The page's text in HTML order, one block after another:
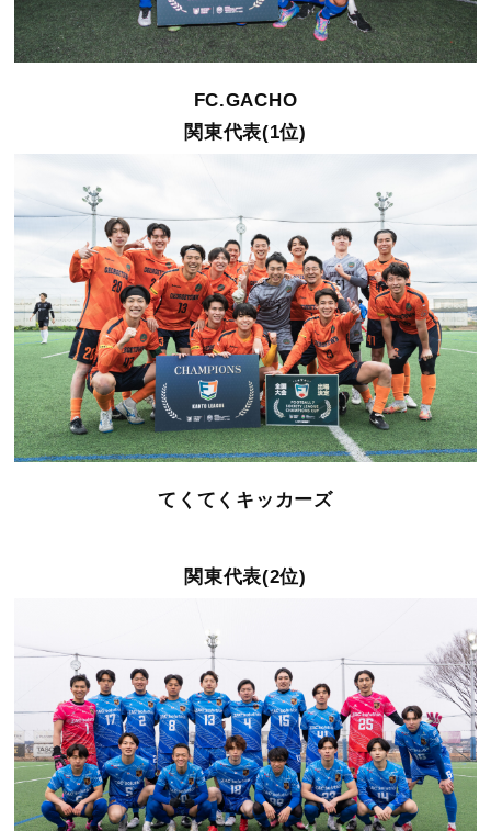
FC.GACHO
関東代表(1位)
てくてくキッカーズ
関東代表(2位)